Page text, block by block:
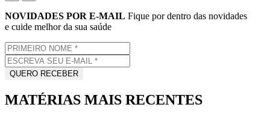
NOVIDADES POR E-MAIL Fique por dentro das novidades
e cuide melhor da sua saúde
MATÉRIAS MAIS RECENTES